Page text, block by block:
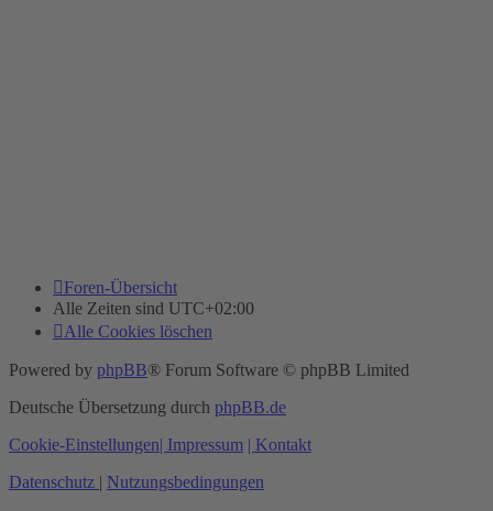
Foren-Übersicht
Alle Zeiten sind UTC+02:00
Alle Cookies löschen
Powered by phpBB® Forum Software © phpBB Limited
Deutsche Übersetzung durch phpBB.de
Cookie-Einstellungen | Impressum
| Kontakt
Datenschutz
Nutzungsbedingungen